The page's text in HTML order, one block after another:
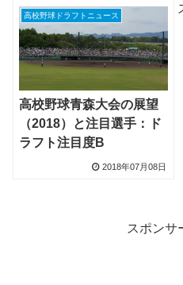
高校野球ドラフトニュース
高校野球青森大会の展望
（2018）と注目選手：ド
ラフト注目度B
2018年07月08日
スポンサ